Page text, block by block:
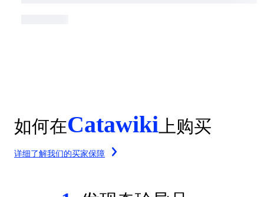
如何在Catawiki 上购买
详细了解我们的买家保障